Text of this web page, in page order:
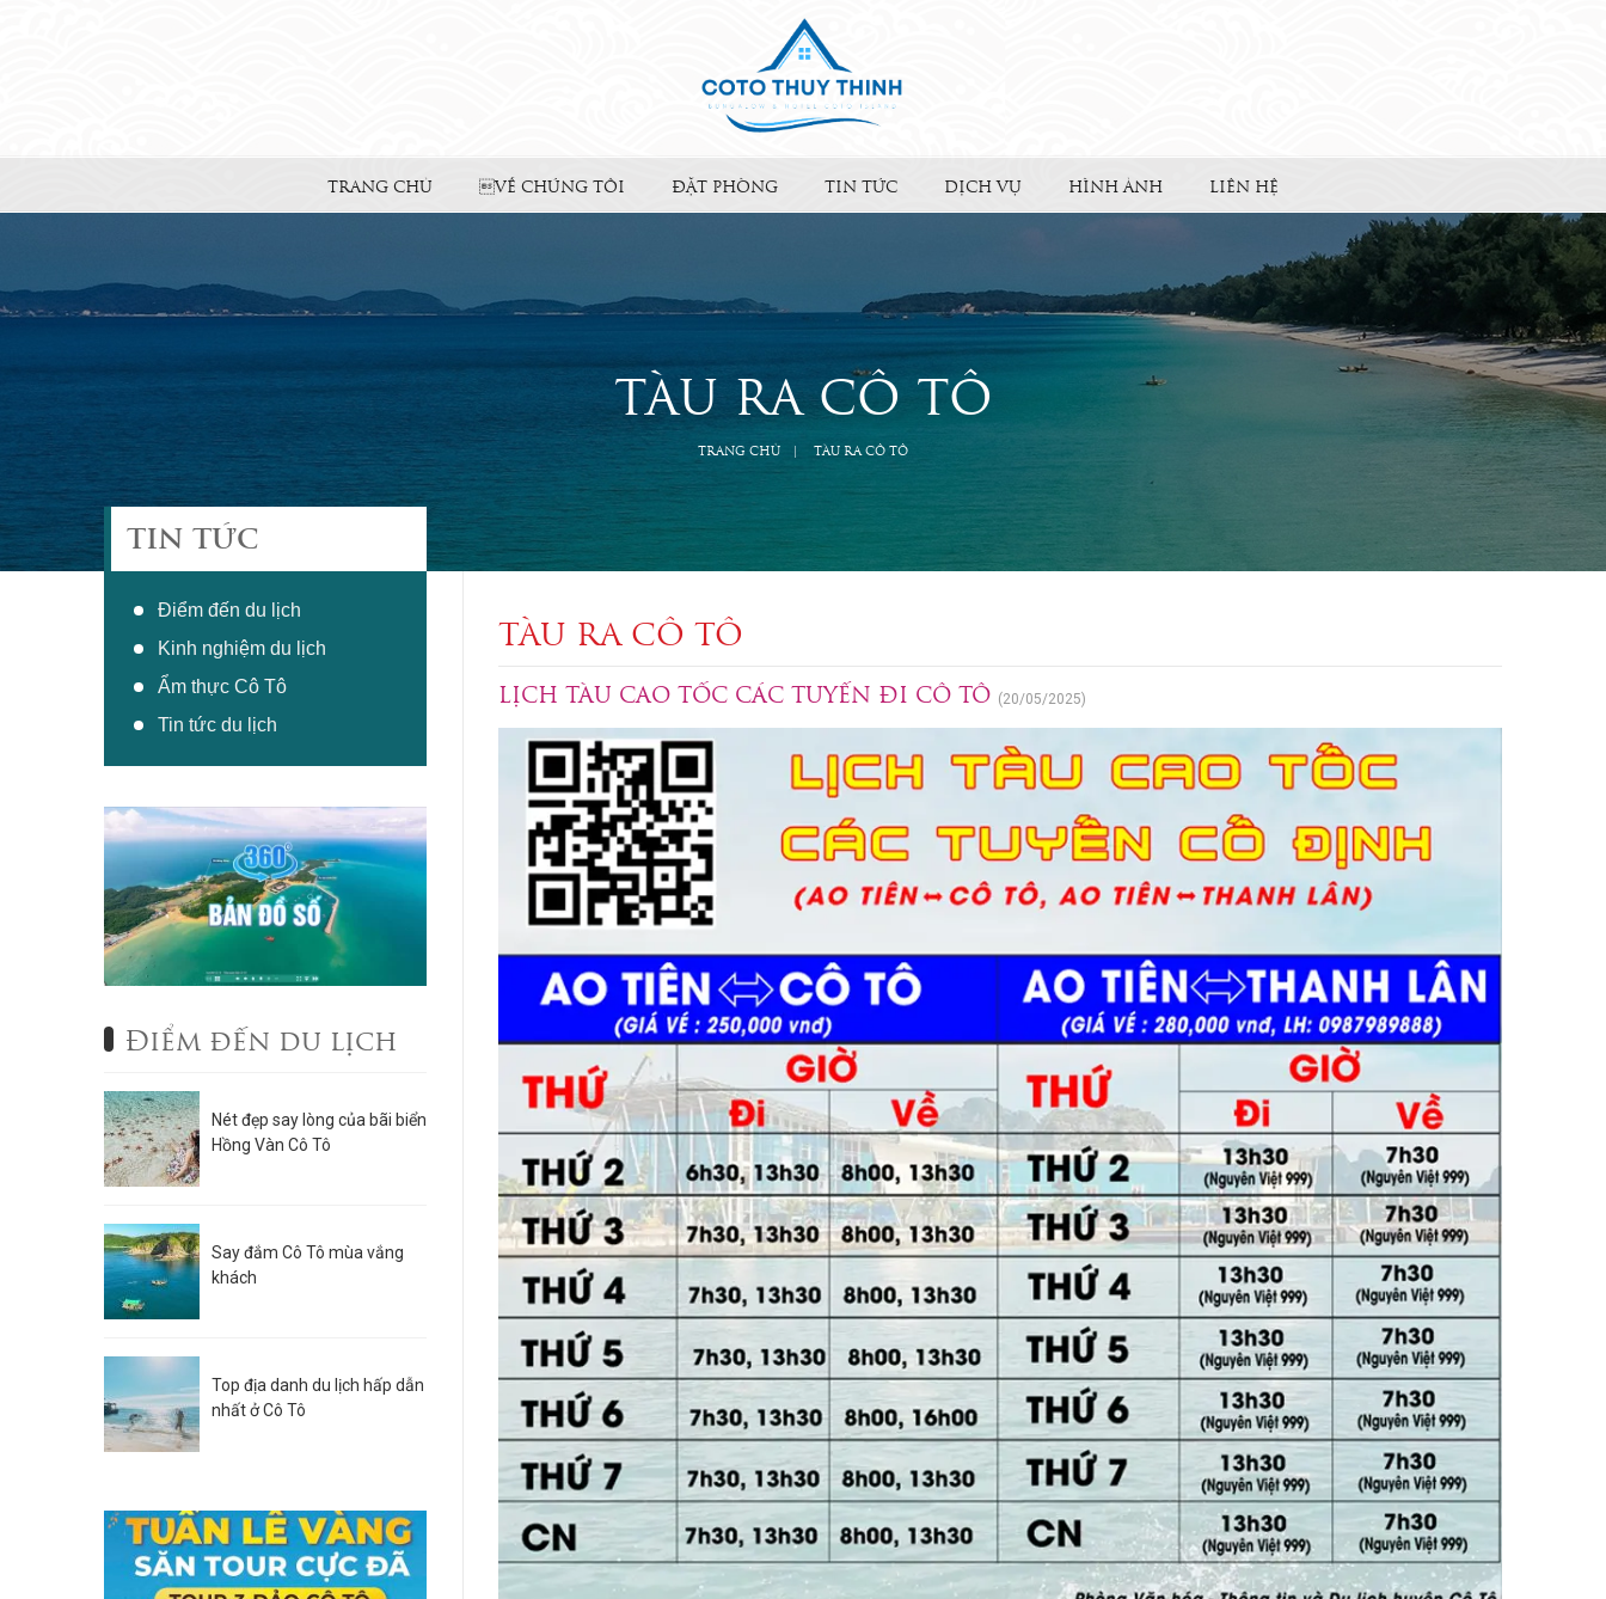
TRANG CHỦ VỀ CHÚNG TÔI ĐẶT PHÒNG TIN TỨC DỊCH VỤ HÌNH ẢNH LIÊN HỆ
TÀU RA CÔ TÔ
TRANG CHỦ TÀU RA CÔ TÔ
TIN TỨC
Điểm đến du lịch
Kinh nghiệm du lịch
Ẩm thực Cô Tô
Tin tức du lịch
Điểm đến du lịch
Nét đẹp say lòng của bãi biển
Hồng Vàn Cô Tô
Say đắm Cô Tô mùa vắng
khách
Top địa danh du lịch hấp dẫn
nhất ở Cô Tô
TÀU RA CÔ TÔ
LỊCH TÀU CAO TỐC CÁC TUYẾN ĐI CÔ TÔ (20/05/2025)